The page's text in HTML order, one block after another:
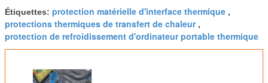
Étiquettes: protection matérielle d'interface thermique ,
protections thermiques de transfert de chaleur,
protection de refroidissement d'ordinateur portable thermique